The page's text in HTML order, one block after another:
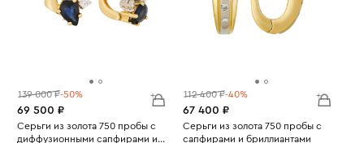
139 000 ₽-50%
69 500 ₽
Серьги из золота 750 пробы с
диффузионными сапфирами и
112 400 ₽-40%
67 400 ₽
Серьги из золота 750 пробы с
сапфирами и бриллиантами